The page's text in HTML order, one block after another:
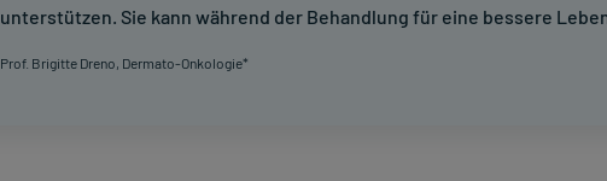
unterstützen. Sie kann während der Behandlung für eine bessere
Prof. Brigitte Dreno, Dermato-Onkologie*